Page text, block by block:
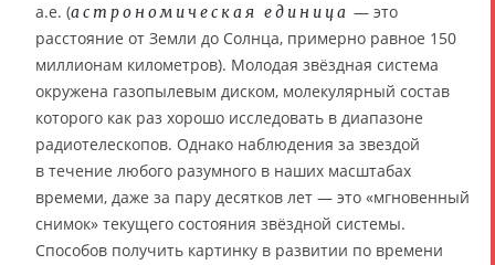
а.е. (астрономическая единица — это
расстояние от Земли до Солнца, примерно равное 150
миллионам километров). Молодая звёздная система
окружена газопылевым диском, молекулярный состав
которого как раз хорошо исследовать в диапазоне
радиотелескопов. Однако наблюдения за звездой
в течение любого разумного в наших масштабах
времеми, даже за пару десятков лет — это «мгновенный
снимок» текущего состояния звёздной системы.
Способов получить картинку в развитии по времени